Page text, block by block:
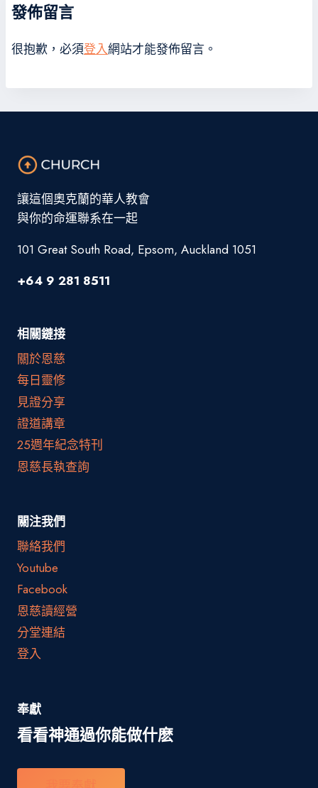
發佈留言
很抱歉，必須登入網站才能發佈留言。
讓這個奧克蘭的華人教會
與你的命運聯系在一起
101 Great South Road, Epsom, Auckland 1051
+64 9 281 8511
相關鏈接
關於恩慈
每日靈修
見證分享
證道講章
25週年紀念特刊
恩慈長執查詢
關注我們
聯絡我們
Youtube
Facebook
恩慈讀經營
分堂連結
登入
奉獻
看看神通過你能做什麽